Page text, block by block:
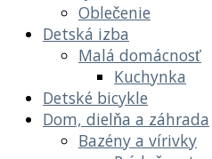
Oblečenie
Detská izba
Malá domácnosť
Kuchynka
Detské bicykle
Dom, dielňa a záhrada
Bazény a vírivky